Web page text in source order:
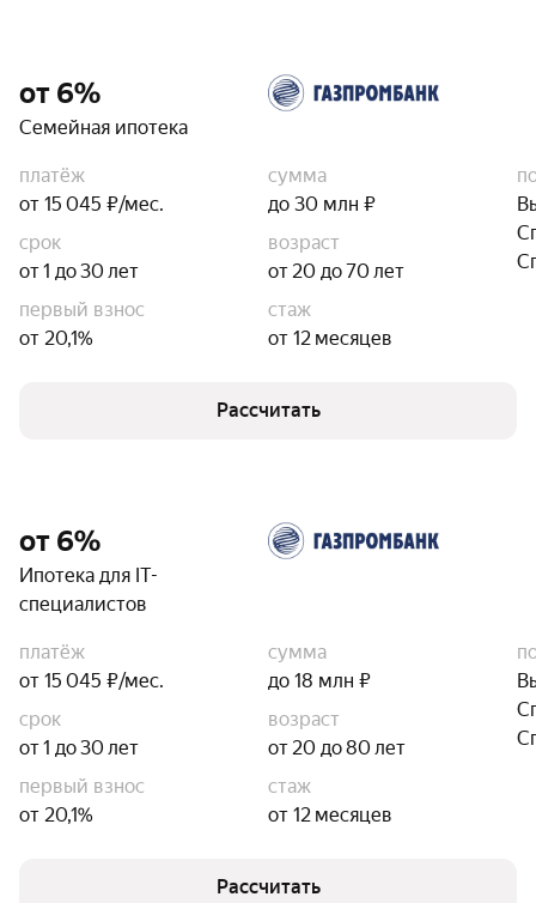
от 6%
Семейная ипотека
платёж
от 15 045 ₽/мес.
сумма
до 30 млн ₽
срок
от 1 до 30 лет
возраст
от 20 до 70 лет
первый взнос
от 20,1%
стаж
от 12 месяцев
Рассчитать
от 6%
Ипотека для IT-
специалистов
платёж
от 15 045 ₽/мес.
сумма
до 18 млн ₽
срок
от 1 до 30 лет
возраст
от 20 до 80 лет
первый взнос
от 20,1%
стаж
от 12 месяцев
Рассчитать